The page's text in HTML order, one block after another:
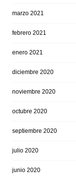
marzo 2021
febrero 2021
enero 2021
diciembre 2020
noviembre 2020
octubre 2020
septiembre 2020
julio 2020
junio 2020